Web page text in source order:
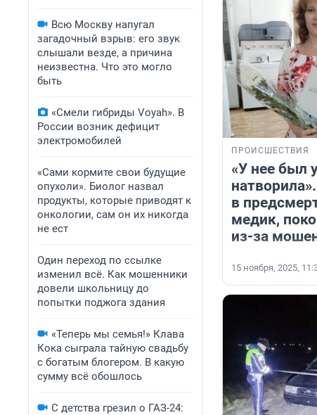
Всю Москву напугал
загадочный взрыв: его звук
слышали везде, а причина
неизвестна. Что это могло
быть
«Смели гибриды Voyah». В
России возник дефицит
электромобилей
«Сами кормите свои будущие
опухоли». Биолог назвал
продукты, которые приводят к
онкологии, сам он их никогда
не ест
Один переход по ссылке
изменил всё. Как мошенники
довели школьницу до
попытки поджога здания
«Теперь мы семья!» Клава
Кока сыграла тайную свадьбу
с богатым блогером. В какую
сумму всё обошлось
С детства грезил о ГАЗ-24:
ПРОИСШЕСТВИЯ
«У нее был
в
медик,
из-за
15 ноября, 2025,